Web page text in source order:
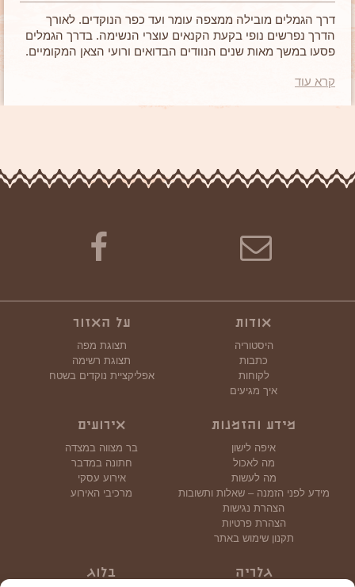
דרך הגמלים מובילה ממצפה עומר ועד כפר הנוקדים. לאורך
הדרך נפרשים נופי בקעת הקנאים עוצרי הנשימה. בדרך הגמלים
פסעו במשך מאות שנים הנוודים הבדואים ורועי הצאן המקומיים.
קרא עוד
אודות
היסטוריה
כתבות
לקוחות
איך מגיעים
על האזור
תצוגת מפה
תצוגת רשימה
אפליקציית נוקדים בשטח
מידע והזמנות
איפה לישון
מה לאכול
מה לעשות
מידע לפני הזמנה – שאלות ותשובות
הצהרת נגישות
הצהרת פרטיות
תקנון שימוש באתר
אירועים
בר מצווה במצדה
חתונה במדבר
אירוע עסקי
מרכיבי האירוע
גלריה בלוג